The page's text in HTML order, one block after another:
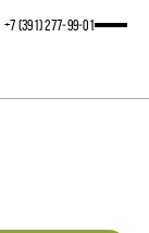
+7 (391) 277‒99‒01